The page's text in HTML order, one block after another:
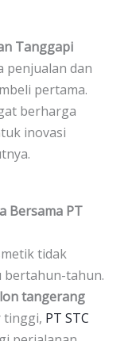
Tanggapi
dan
pertama.
berharga
inovasi
Bersama PT
tidak
bertahun-tahun.
tangerang
tinggi, PT STC